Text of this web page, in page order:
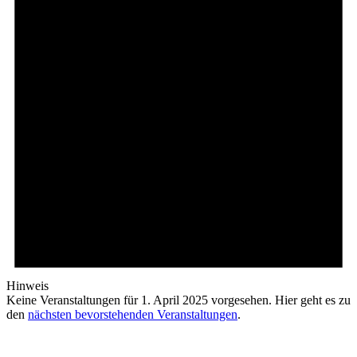
Hinweis
Keine Veranstaltungen für 1. April 2025 vorgesehen. Hier geht es zu
den nächsten bevorstehenden Veranstaltungen.